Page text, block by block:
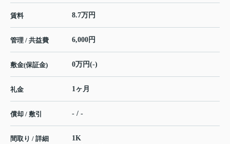
賃料 8.7万円
管理 / 共益費 6,000円
敷金(保証金) 0万円(-)
礼金 1ヶ月
償却 / 敷引 - / -
間取り / 詳細
1K